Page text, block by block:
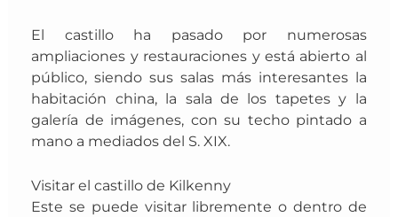
El castillo ha pasado por numerosas
ampliaciones y restauraciones y está abierto al
público, siendo sus salas más interesantes la
habitación china, la sala de los tapetes y la
galería de imágenes, con su techo pintado a
mano a mediados del S. XIX.
Visitar el castillo de Kilkenny
Este se puede visitar libremente o dentro de